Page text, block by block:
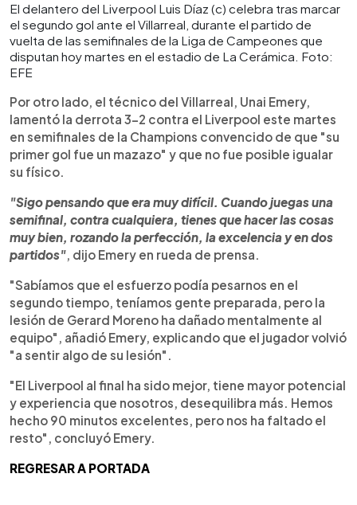
El delantero del Liverpool Luis Díaz (c) celebra tras marcar
el segundo gol ante el Villarreal, durante el partido de
vuelta de las semifinales de la Liga de Campeones que
disputan hoy martes en el estadio de La Cerámica. Foto:
EFE
Por otro lado, el técnico del Villarreal, Unai Emery,
lamentó la derrota 3-2 contra el Liverpool este martes
en semifinales de la Champions convencido de que "su
primer gol fue un mazazo" y que no fue posible igualar
su físico.
"Sigo pensando que era muy difícil. Cuando juegas una
semifinal, contra cualquiera, tienes que hacer las cosas
muy bien, rozando la perfección, la excelencia y en dos
partidos", dijo Emery en rueda de prensa.
"Sabíamos que el esfuerzo podía pesarnos en el
segundo tiempo, teníamos gente preparada, pero la
lesión de Gerard Moreno ha dañado mentalmente al
equipo", añadió Emery, explicando que el jugador volvió
"a sentir algo de su lesión".
"El Liverpool al final ha sido mejor, tiene mayor potencial
y experiencia que nosotros, desequilibra más. Hemos
hecho 90 minutos excelentes, pero nos ha faltado el
resto", concluyó Emery.
REGRESAR A PORTADA